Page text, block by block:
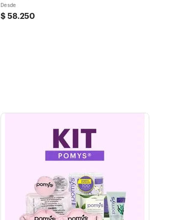
Desmaquillantes
Desde
$ 58.250